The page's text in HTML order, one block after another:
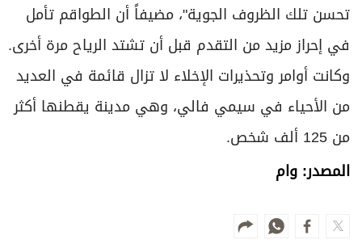
تحسن تلك الظروف الجوية"، مضيفاً أن الطواقم تأمل
في إحراز مزيد من التقدم قبل أن تشتد الرياح مرة أخرى.
وكانت أوامر وتحذيرات الإخلاء لا تزال قائمة في العديد
من الأحياء في سيمي فالي، وهي مدينة يقطنها أكثر
من 125 ألف شخص.
المصدر: وام